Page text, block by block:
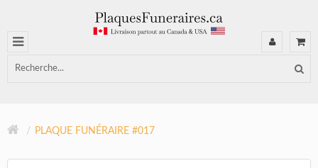
PLAQUE FUNÉRAIRE #017